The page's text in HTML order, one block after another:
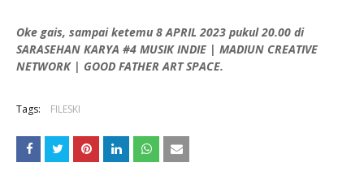
Oke gais, sampai ketemu 8 APRIL 2023 pukul 20.00 di
SARASEHAN KARYA #4 MUSIK INDIE | MADIUN CREATIVE
NETWORK | GOOD FATHER ART SPACE.
Tags: FILESKI